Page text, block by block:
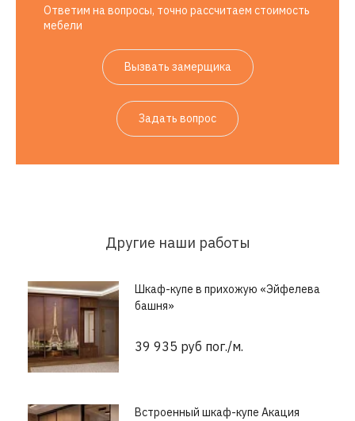
Ответим на вопросы, точно рассчитаем стоимость
мебели
Вызвать замерщика
Задать вопрос
Другие наши работы
Шкаф-купе в прихожую «Эйфелева
башня»
39 935 руб пог./м.
Встроенный шкаф-купе Акация